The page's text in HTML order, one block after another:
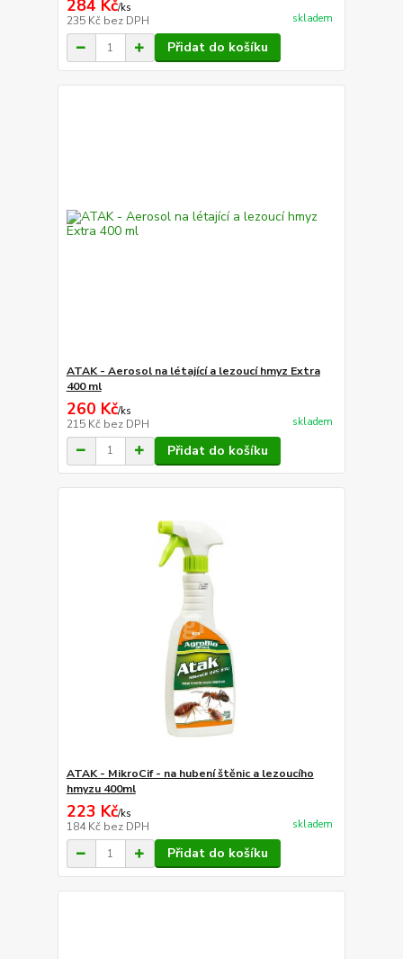
284 Kč/ks
235 Kč bez DPH skladem
Přidat do košíku
ATAK - Aerosol na létající a lezoucí hmyz Extra
400 ml
260 Kč/ks
215 Kč bez DPH skladem
Přidat do košíku
ATAK - MikroCif - na hubení štěnic a lezoucího
hmyzu 400ml
223 Kč/ks
184 Kč bez DPH skladem
Přidat do košíku